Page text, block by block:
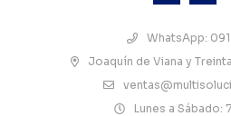
WhatsApp:
Joaquín de Viana y
Lunes a Sábado: